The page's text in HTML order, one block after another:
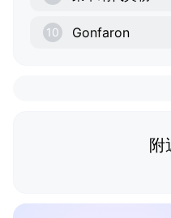
10 Gonfaron
附